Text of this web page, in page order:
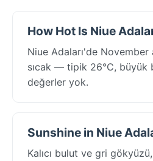
How Hot Is Niue
Niue Adaları'de November
sıcak — tipik 26°C, büyük
değerler yok.
Sunshine in Niue
Kalıcı bulut ve gri